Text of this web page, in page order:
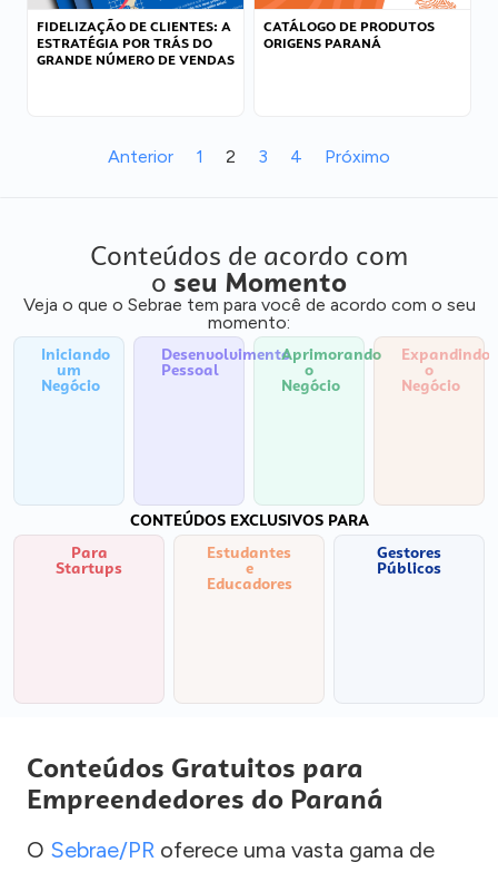
FIDELIZAÇÃO DE CLIENTES: A
ESTRATÉGIA POR TRÁS DO
GRANDE NÚMERO DE VENDAS
CATÁLOGO DE PRODUTOS
ORIGENS PARANÁ
Anterior 1 2 3 4 Próximo
Conteúdos de acordo com
o seu Momento
Veja o que o Sebrae tem para você de acordo com o seu
momento:
Iniciando
um
Negócio
Desenvolvimento
Pessoal
Aprimorando
o
Negócio
Expandindo
o
Negócio
CONTEÚDOS EXCLUSIVOS PARA
Para
Startups
Estudantes
e
Educadores
Gestores
Públicos
Conteúdos Gratuitos para
Empreendedores do Paraná
O Sebrae/PR oferece uma vasta gama de